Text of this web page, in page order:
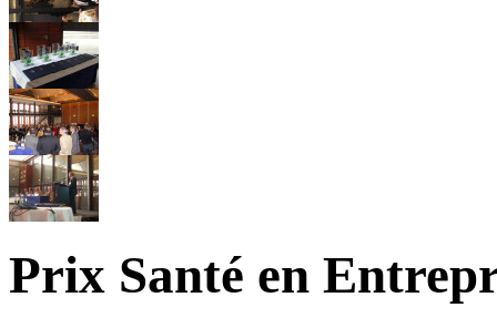
Prix Santé en